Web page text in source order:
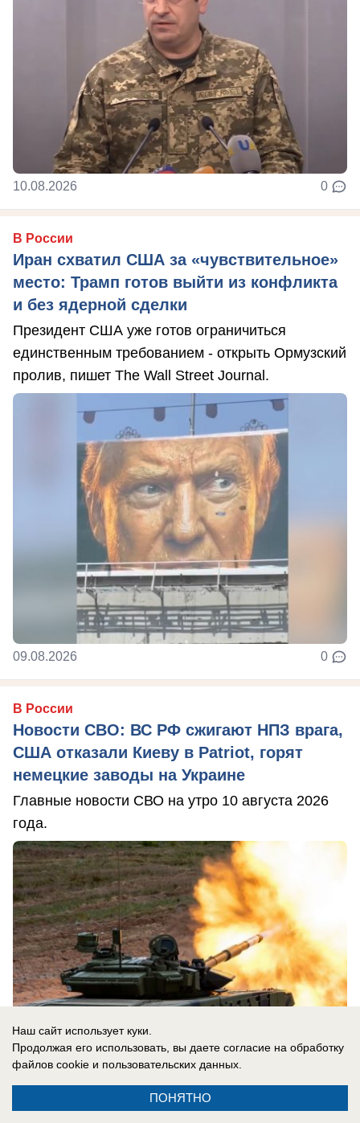
10.08.2026 0
В России
Иран схватил США за «чувствительное»
место: Трамп готов выйти из конфликта
и без ядерной сделки
Президент США уже готов ограничиться
единственным требованием - открыть Ормузский
пролив, пишет The Wall Street Journal.
09.08.2026 0
В России
Новости СВО: ВС РФ сжигают НПЗ врага,
США отказали Киеву в Patriot, горят
немецкие заводы на Украине
Главные новости СВО на утро 10 августа 2026
года.
Наш сайт использует куки.
Продолжая его использовать, вы даете согласие на обработку
файлов cookie и пользовательских данных.
ПОНЯТНО